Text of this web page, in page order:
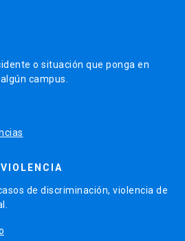
o situación que ponga en
campus.
de discriminación, violencia de